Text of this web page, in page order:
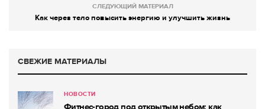
СЛЕДУЮЩИЙ МАТЕРИАЛ
Как через тело повысить энергию и улучшить жизнь
СВЕЖИЕ МАТЕРИАЛЫ
НОВОСТИ
Фитнес-город под открытым небом: как